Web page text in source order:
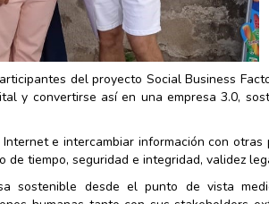
del proyecto Social Business
y convertirse así en una empresa 3.0,
e intercambiar información con otras
tiempo, seguridad e integridad, validez
sostenible desde el punto de vista